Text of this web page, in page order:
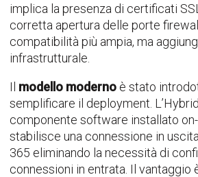
implica la presenza di certificati
corretta apertura delle porte
compatibilità più ampia, ma
infrastrutturale.
Il modello modernoè stato
semplificare il deployment.
componente software installato
stabilisce una connessione in
365 eliminando la necessità di
connessioni in entrata. Il vantaggio